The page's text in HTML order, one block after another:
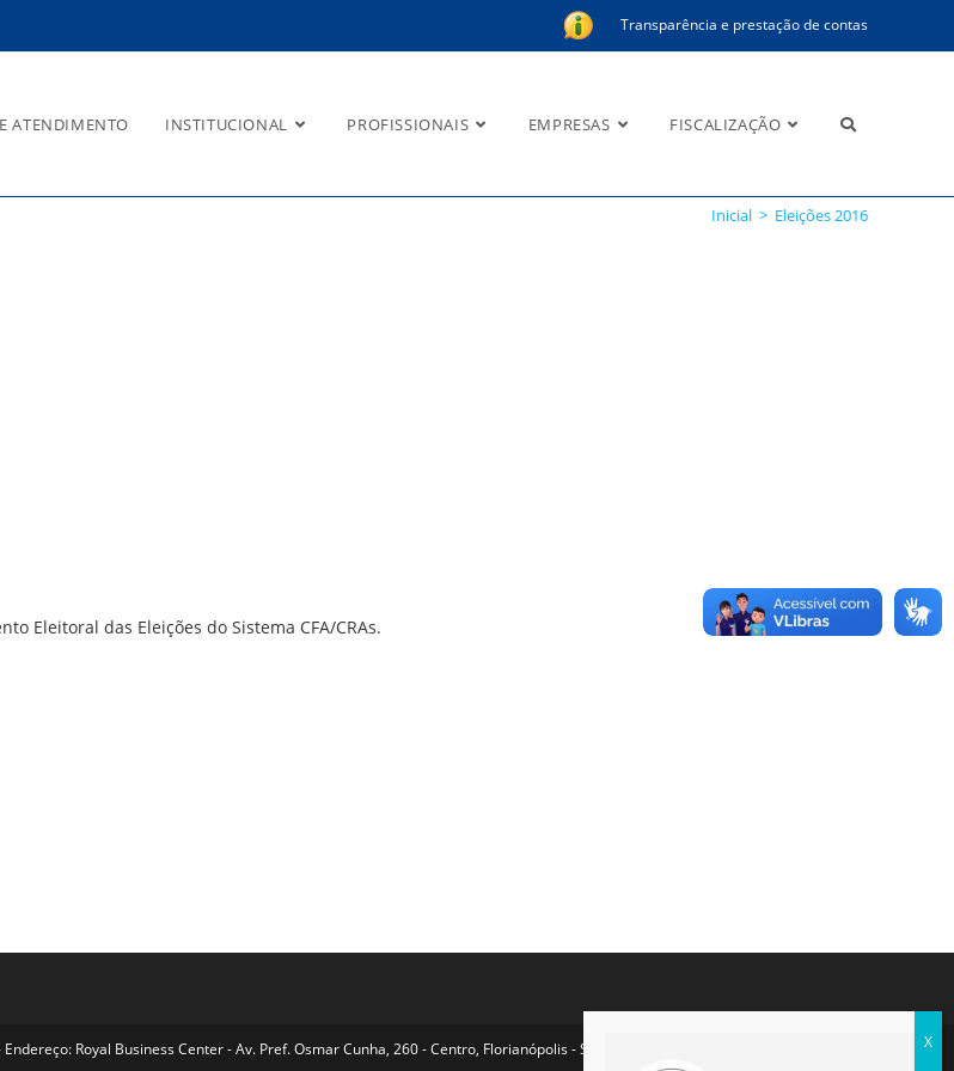
Transparência e prestação de contas
ATENDIMENTO INSTITUCIONAL PROFISSIONAIS EMPRESAS FISCALIZAÇÃO
Inicial > Eleições 2016
Eleitoral das Eleições do Sistema CFA/CRAs.
Royal Business Center - Av. Pref. Osmar Cunha, 260 - Centro, Florianópolis - SC, 88015-100